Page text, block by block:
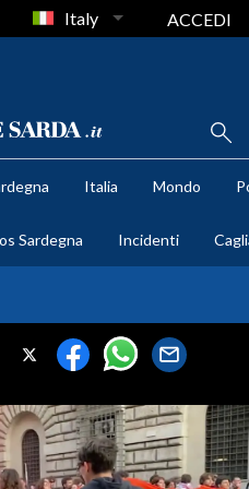
Italy ACCEDI
Italia Mondo
Sardegna Incidenti